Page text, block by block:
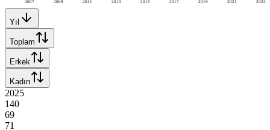
2007 2009 2011 2013 2015 2017 2019 2021 2023
Yıl
Toplam
Erkek
Kadın
2025
140
69
71